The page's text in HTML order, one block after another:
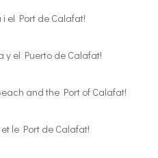
el Port de Calafat!
y el Puerto de Calafat!
and the Port of Calafat!
le Port de Calafat!